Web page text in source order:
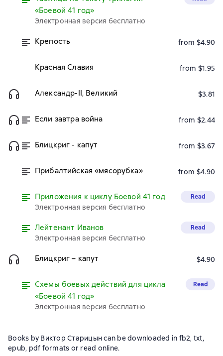
«Боевой 41 год»
Электронная версия бесплатно
Крепость from $4.90
Красная Славия from $1.95
Александр-II, Великий $3.81
Если завтра война from $2.44
Блицкриг - капут from $3.67
Прибалтийская «мясорубка» from $4.90
Приложения к циклу Боевой 41 год
Электронная версия бесплатно
Read
Лейтенант Иванов
Электронная версия бесплатно
Read
Блицкриг – капут $4.90
Схемы боевых действий для цикла
«Боевой 41 год»
Электронная версия бесплатно
Read
Books by Виктор Старицын can be downloaded in fb2, txt,
epub, pdf formats or read online.